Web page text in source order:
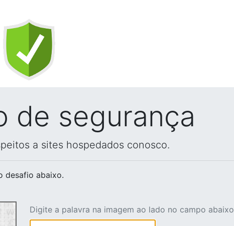
de segurança
a sites hospedados conosco.
desafio abaixo.
Digite a palavra na imagem ao lado no campo abaixo